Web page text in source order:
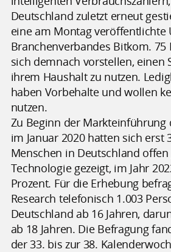
Deutschland zuletzt erneut
eine am Montag veröffentlichte
Branchenverbandes Bitkom. 75
sich demnach vorstellen, einen
ihrem Haushalt zu nutzen.
haben Vorbehalte und wollen
nutzen.
Zu Beginn der Markteinführung
im Januar 2020 hatten sich erst
Menschen in Deutschland
Technologie gezeigt, im Jahr
Prozent. Für die Erhebung
Research telefonisch 1.003
Deutschland ab 16 Jahren,
ab 18 Jahren. Die Befragung
der 33. bis zur 38.